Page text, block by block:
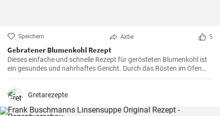
Speichern Aktie 5
Gebratener Blumenkohl Rezept
Dieses einfache und schnelle Rezept für gerösteten Blumenkohl ist
ein gesundes und nahrhaftes Gericht. Durch das Rösten im Ofen
erhält der Blumenkohl einen wunderbar süßen und nussigen
Gretarezepte